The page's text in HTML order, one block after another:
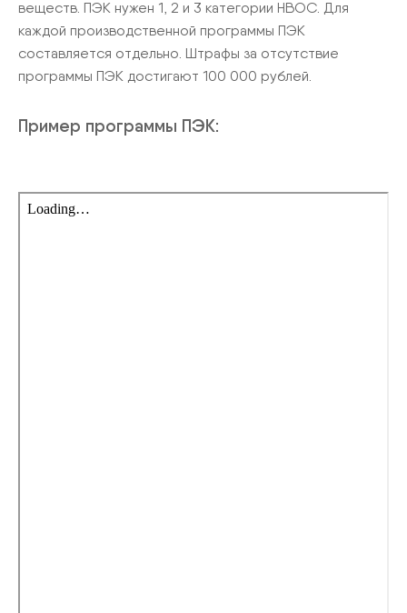
веществ. ПЭК нужен 1, 2 и 3 категории НВОС. Для
каждой производственной программы ПЭК
составляется отдельно. Штрафы за отсутствие
программы ПЭК достигают 100 000 рублей.
Пример программы ПЭК: